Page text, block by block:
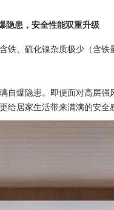
隐患，安全性能双重升级
、硫化镍杂质极少（含
爆隐患。即便面对高层
给居家生活带来满满的安全